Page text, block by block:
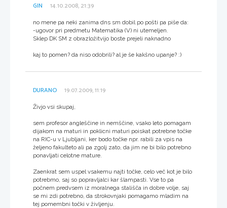
GIN 14.10.2008, 21:39
no mene pa neki zanima dns sm dobil po pošti pa piše da:
-ugovor pri predmetu Matematika (V) ni utemeljen.
Sklep DK SM z obrazložitvijo boste prejeli naknadno
kaj to pomen? da niso odobrili? al je še kakšno upanje? :)
DURANO 19.07.2009, 11:19
Živjo vsi skupaj,
sem profesor angleščine in nemščine, vsako leto pomagam
dijakom na maturi in poklicni maturi poiskat potrebne točke
na RIC-u v Ljubljani, ker bodo točke npr. rabili za vpis na
željeno fakulteto ali pa zgolj zato, da jim ne bi bilo potrebno
ponavljati celotne mature.
Zaenkrat sem uspel vsakemu najti točke, celo več kot je bilo
potrebmo, saj so popravljalci kar šlampasti. Vse to pa
počnem predvsem iz moralnega stališča in dobre volje, saj
se mi zdi potrebno, da strokovnjaki pomagamo mladim na
tej pomembni točki v življenju.